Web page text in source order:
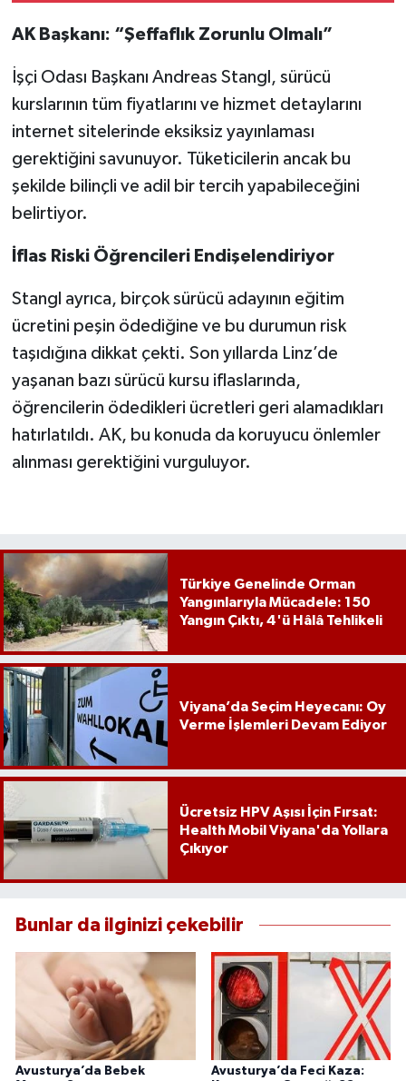
AK Başkanı: “Şeffaflık Zorunlu Olmalı”
İşçi Odası Başkanı Andreas Stangl, sürücü
kurslarının tüm fiyatlarını ve hizmet detaylarını
internet sitelerinde eksiksiz yayınlaması
gerektiğini savunuyor. Tüketicilerin ancak bu
şekilde bilinçli ve adil bir tercih yapabileceğini
belirtiyor.
İflas Riski Öğrencileri Endişelendiriyor
Stangl ayrıca, birçok sürücü adayının eğitim
ücretini peşin ödediğine ve bu durumun risk
taşıdığına dikkat çekti. Son yıllarda Linz’de
yaşanan bazı sürücü kursu iflaslarında,
öğrencilerin ödedikleri ücretleri geri alamadıkları
hatırlatıldı. AK, bu konuda da koruyucu önlemler
alınması gerektiğini vurguluyor.
Türkiye Genelinde Orman
Yangınlarıyla Mücadele: 150
Yangın Çıktı, 4'ü Hâlâ Tehlikeli
Viyana’da Seçim Heyecanı: Oy
Verme İşlemleri Devam Ediyor
Ücretsiz HPV Aşısı İçin Fırsat:
Health Mobil Viyana'da Yollara
Çıkıyor
Bunlar da ilginizi çekebilir
Avusturya’da Bebek
Avusturya’da Feci Kaza: